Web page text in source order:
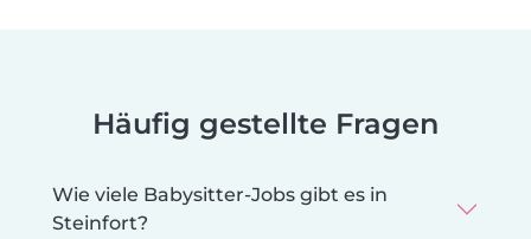
Häufig gestellte Fragen
Wie viele Babysitter-Jobs gibt es in
Steinfort?